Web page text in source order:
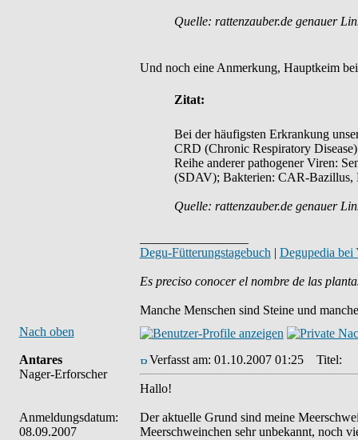
Quelle: rattenzauber.de genauer
Und noch eine Anmerkung, Hauptkeim
Zitat:
Bei der häufigsten Erkrankung
CRD (Chronic Respiratory
Reihe anderer pathogener Viren:
(SDAV); Bakterien: CAR-Bazillus,
Quelle: rattenzauber.de genauer
Degu-Fütterungstagebuch | Degupedia bei
Es preciso conocer el nombre de las
Manche Menschen sind Steine und
Nach oben
Antares
Nager-Erforscher
Anmeldungsdatum:
08.09.2007
Verfasst am: 01.10.2007 01:25 Titel:
Hallo!
Der aktuelle Grund sind meine
Meerschweinchen sehr unbekannt, noch